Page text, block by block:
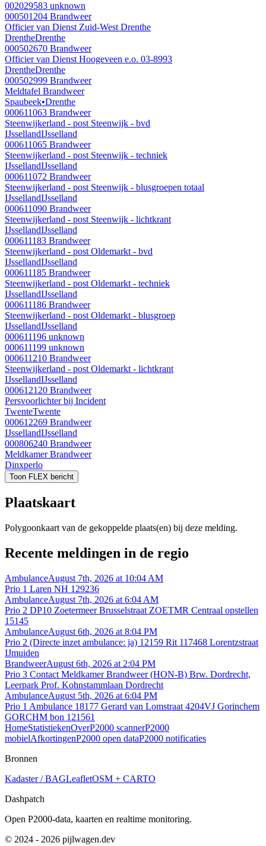
002029583 unknown
000501204 Brandweer
Officier van Dienst Zuid-West Drenthe
DrentheDrenthe
000502670 Brandweer
Officier van Dienst Hoogeveen e.o. 03-8993
DrentheDrenthe
000502999 Brandweer
Meldtafel Brandweer
Spaubeek•Drenthe
000611063 Brandweer
Steenwijkerland - post Steenwijk - bvd
IJssellandIJsselland
000611065 Brandweer
Steenwijkerland - post Steenwijk - techniek
IJssellandIJsselland
000611072 Brandweer
Steenwijkerland - post Steenwijk - blusgroepen totaal
IJssellandIJsselland
000611090 Brandweer
Steenwijkerland - post Steenwijk - lichtkrant
IJssellandIJsselland
000611183 Brandweer
Steenwijkerland - post Oldemarkt - bvd
IJssellandIJsselland
000611185 Brandweer
Steenwijkerland - post Oldemarkt - techniek
IJssellandIJsselland
000611186 Brandweer
Steenwijkerland - post Oldemarkt - blusgroep
IJssellandIJsselland
000611196 unknown
000611199 unknown
000611210 Brandweer
Steenwijkerland - post Oldemarkt - lichtkrant
IJssellandIJsselland
000612120 Brandweer
Persvoorlichter bij Incident
TwenteTwente
000612269 Brandweer
IJssellandIJsselland
000806240 Brandweer
Meldkamer Brandweer
Dinxperlo
Toon FLEX bericht
Plaatskaart
Polygoonkaart van de gekoppelde plaats(en) bij deze melding.
Recente meldingen in de regio
AmbulanceAugust 7th, 2026 at 10:04 AM
Prio 1 Laren NH 129236
AmbulanceAugust 7th, 2026 at 6:04 AM
Prio 2 DP10 Zoetermeer Brusselstraat ZOETMR Centraal opstellen
15145
AmbulanceAugust 6th, 2026 at 8:04 PM
Prio 2 (Directe inzet ambulance: ja) 12159 Rit 117468 Lorentzstraat
IJmuiden
BrandweerAugust 6th, 2026 at 2:04 PM
Prio 3 Contact Meldkamer Brandweer (HON-B) Brw. Dordrecht,
Leerpark Prof. Kohnstammlaan Dordrecht
AmbulanceAugust 5th, 2026 at 6:04 PM
Prio 1 Ambulance 18177 Gerard van Lomstraat 4204VJ Gorinchem
GORCHM bon 121561
HomeStatistiekenOverP2000 scannerP2000
mobielAfkortingenP2000 open dataP2000 notificaties
Bronnen
Kadaster / BAGLeafletOSM + CARTO
Dashpatch
Open P2000-data, kaarten en realtime monitoring.
© 2024 - 2026 pijlwagen.dev